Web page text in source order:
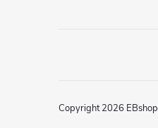
Copyright 2026